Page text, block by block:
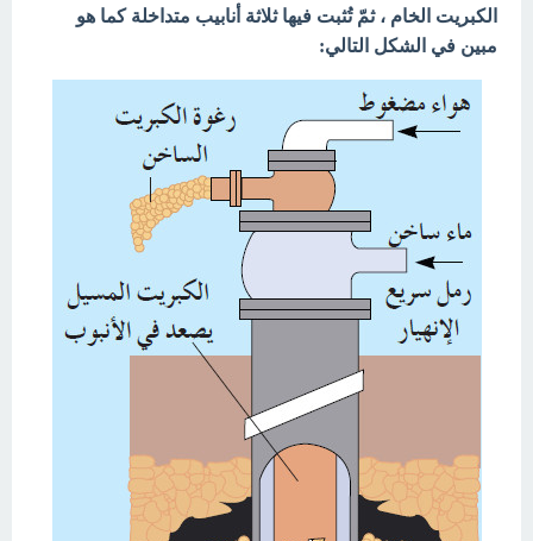
الكبريت الخام ، ثمّ تُثبت فيها ثلاثة أنابيب متداخلة كما هو
مبين في الشكل التالي: